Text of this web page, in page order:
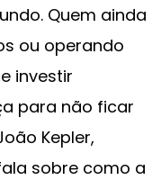
Quem ainda
ou operando
investir
para não ficar
Kepler,
sobre como a